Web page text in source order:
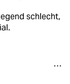
schlecht,